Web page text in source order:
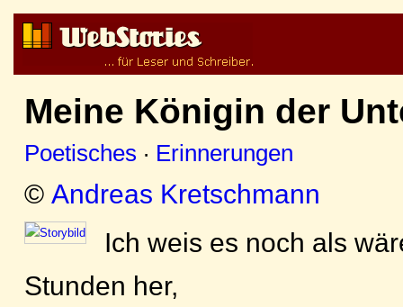
Meine Königin der
Poetisches · Erinnerungen
© Andreas Kretschmann
Ich weis es noch als
Stunden her,